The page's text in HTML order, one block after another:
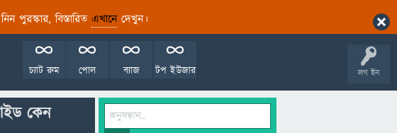
পুরস্কার, বিস্তারিত এখানেদেখুন।
লগ ইন
টপ ইউজার
ব্যাজ
পোল
চ্যাট রুম
কেন